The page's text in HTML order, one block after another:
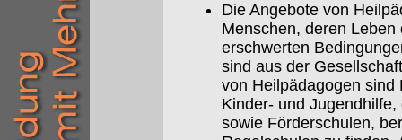
Die Angebote von
Menschen, deren
erschwerten
sind aus der
von Heilpädagogen sind
Kinder- und
sowie Förderschulen,